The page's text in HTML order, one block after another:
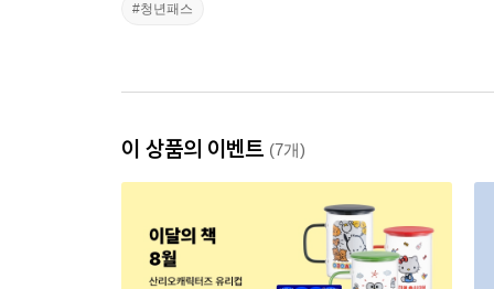
#청년패스
이 상품의 이벤트 (7개)